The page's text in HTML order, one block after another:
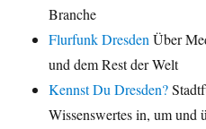
Branche
Flurfunk Dresden Über
und dem Rest der Welt
Kennst Du Dresden?
Wissenswertes in, um und